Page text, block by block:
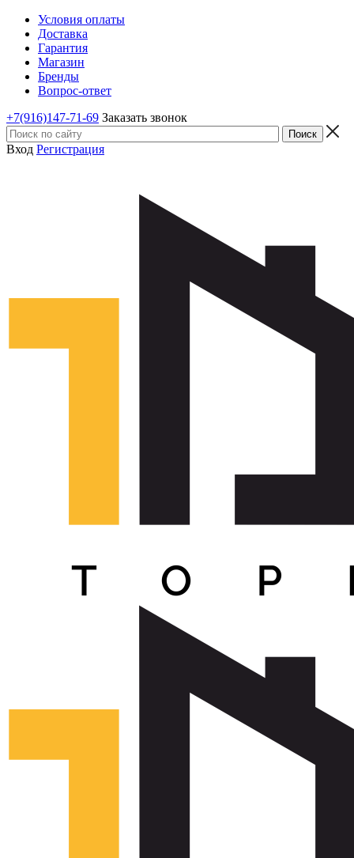
Условия оплаты
Доставка
Гарантия
Магазин
Бренды
Вопрос-ответ
+7(916)147-71-69 Заказать звонок
Вход Регистрация